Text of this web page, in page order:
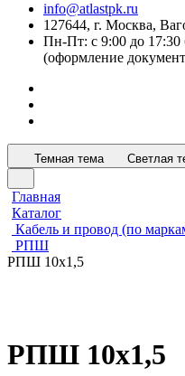
info@atlastpk.ru
127644, г. Москва,
Пн-Пт: с 9:00 до 17:30
(оформление
Темная тема Светлая
Главная
Каталог
Кабель и провод (по
РПШ
РПШ 10х1,5
РПШ 10х1,5